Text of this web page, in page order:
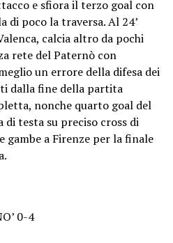
e sfiora il terzo goal con
poco la traversa. Al 24’
calcia altro da pochi
rete del Paternò con
un errore della difesa dei
dalla fine della partita
nonche quarto goal del
di testa su preciso cross di
gambe a Firenze per la finale
0-4